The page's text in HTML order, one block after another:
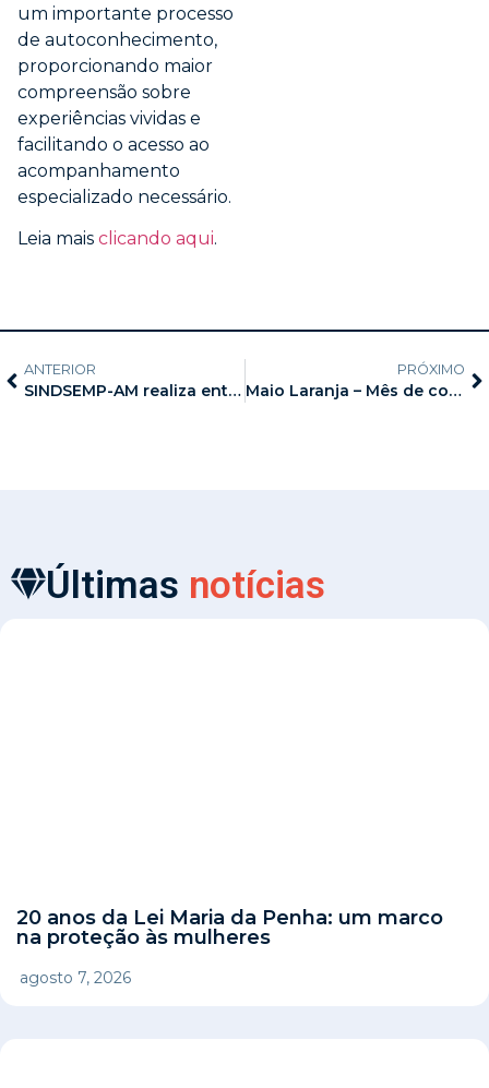
um importante processo
de autoconhecimento,
proporcionando maior
compreensão sobre
experiências vividas e
facilitando o acesso ao
acompanhamento
especializado necessário.
Leia mais clicando aqui.
ANTERIOR
SINDSEMP-AM realiza entrega de brindes pelo Dia Internacional da Mulher
PRÓXIMO
Maio Laranja – Mês de combate ao abuso e à exploração sexual de crianças e adolescentes
Últimas notícias
20 anos da Lei Maria da Penha: um marco
na proteção às mulheres
agosto 7, 2026